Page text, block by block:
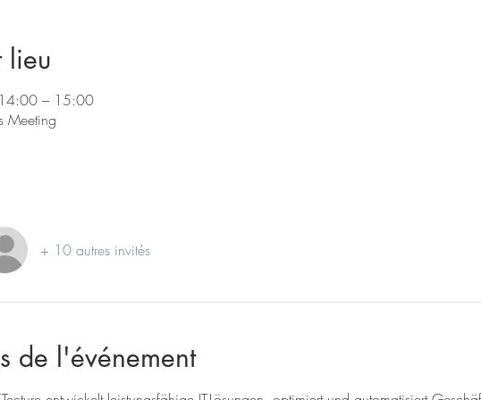
lieu
– 15:00
Meeting
+ 10 autres invités
de l'événement